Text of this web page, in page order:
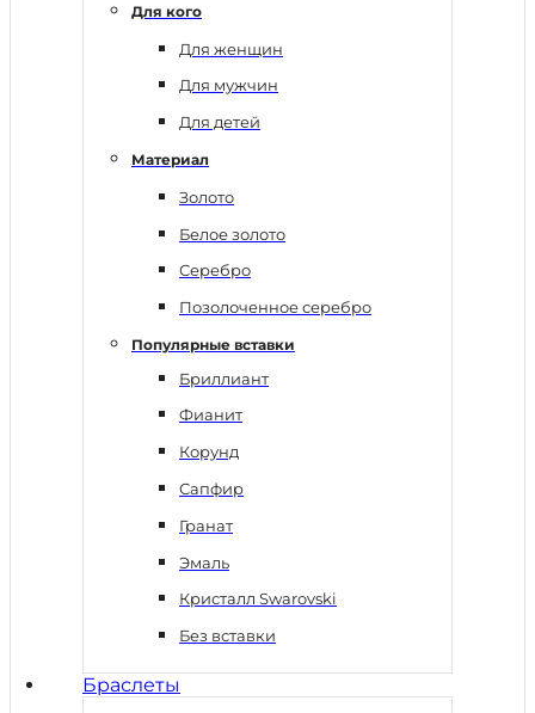
Для кого
Для женщин
Для мужчин
Для детей
Материал
Золото
Белое золото
Серебро
Позолоченное серебро
Популярные вставки
Бриллиант
Фианит
Корунд
Сапфир
Гранат
Эмаль
Кристалл Swarovski
Без вставки
Браслеты